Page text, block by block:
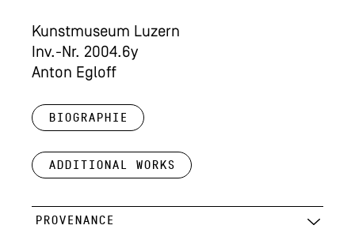
Kunstmuseum Luzern
Inv.-Nr. 2004.6y
Anton Egloff
Biographie
Additional works
PROVENANCE